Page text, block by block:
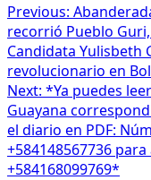
Previous:
recorrió Pueblo
Candidata Yulisbeth
revolucionario en
Next: *Ya puedes
Guayana
el diario en PDF:
+584148567736
+584168099769*